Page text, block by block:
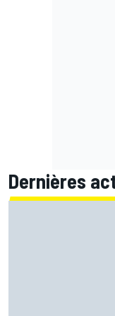
Dernières